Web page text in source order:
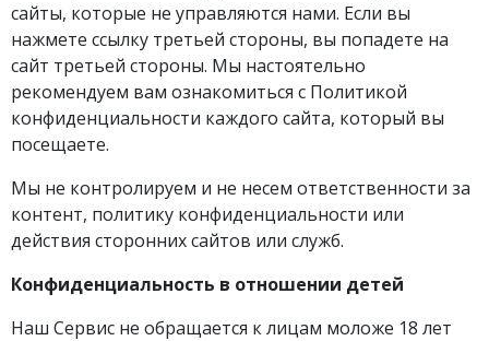
сайты, которые не управляются нами. Если вы
нажмете ссылку третьей стороны, вы попадете на
сайт третьей стороны. Мы настоятельно
рекомендуем вам ознакомиться с Политикой
конфиденциальности каждого сайта, который вы
посещаете.
Мы не контролируем и не несем ответственности за
контент, политику конфиденциальности или
действия сторонних сайтов или служб.
Конфиденциальность в отношении детей
Наш Сервис не обращается к лицам моложе 18 лет